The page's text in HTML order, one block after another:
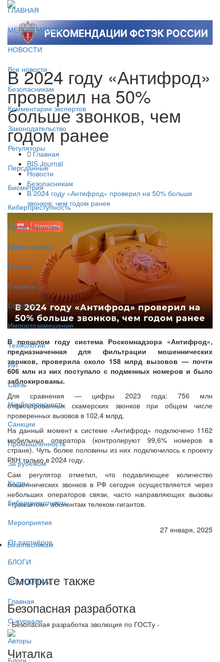
ГЛАВНАЯ
МЕРОПРИЯТИЯ
НОВОСТИ
Все новости
Безопасникам
Комментарии экспертов
Законодательство
Регуляторы
Персданные
Биометрия
Киберпреступность
Банки и финтех
Криптоактивы
Бизнес
Сервисы
Соцсети
Импортозамещение
Технологии
ИИ
Связь
Нацбезопасность
Санкции
Промышленность
За рубежом
Кадры
Киберграмотность
Мероприятия
От партнёров
БЛОГИ
BIS JOURNAL
Главная
О журнале
Авторы
Блоги
В 2024 году «Антифрод»
проверил на 50%
больше звонков, чем
годом ранее
Главная
BIS Journal
Новости
Безопасникам
В 2024 году «Антифрод» проверил на 50% больше
звонков, чем годом ранее
В прошлом году система Роскомнадзора «Антифрод»,
предназначенная для фильтрации мошеннических
звонков, проверила около 158 млрд вызовов — почти
606 млн из них поступало с подменных номеров и было
заблокированы.
Для сравнения — цифры 2023 года: 756 млн
отфильтрованных скамерских звонков при общем числе
проверенных вызовов в 102,4 млрд.
На данный момент к системе «Антифрод» подключено 1162
мобильных оператора (контролируют 99,6% номеров в
стране). Чуть более половины из них подключилось к проекту
РКН только в 2024 году.
Сам регулятор отметил, что подавляющее количество
мошеннических звонков в РФ сегодня осуществляется через
небольших операторов связи, часто направляющих вызовы
«транзитом» абонентам телеком-гигантов.
27 января, 2025
Безопасникам
Смотрите также
Безопасная разработка
- Безопасная разработка эволюция по ГОСТу -
Читалка